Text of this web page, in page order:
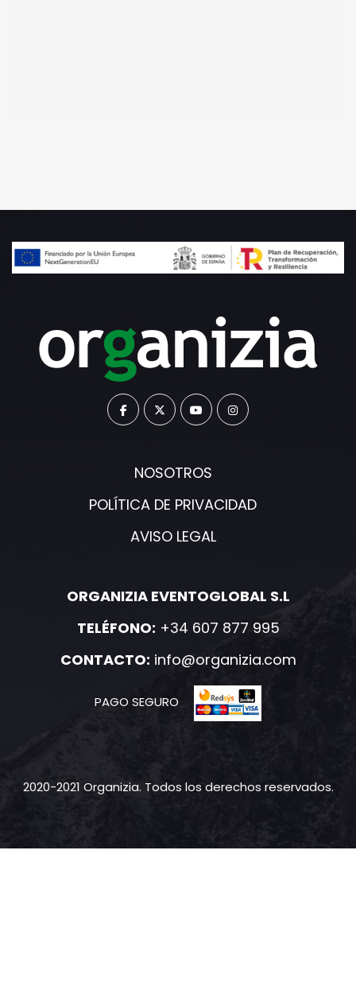
NOSOTROS
POLÍTICA DE PRIVACIDAD
AVISO LEGAL
ORGANIZIA EVENTOGLOBAL S.L
TELÉFONO: +34 607 877 995
CONTACTO: info@organizia.com
PAGO SEGURO
2020-2021 Organizia. Todos los derechos reservados.